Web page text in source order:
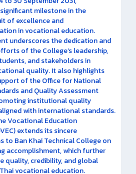
milestone in the
of excellence and
in vocational education.
underscores the dedication and
of the College’s leadership,
and stakeholders in
quality. It also highlights
of the Office for National
and Quality Assessment
institutional quality
with international standards.
Vocational Education
extends its sincere
to Ban Khai Technical College on
accomplishment, which further
quality, credibility, and global
vocational education.